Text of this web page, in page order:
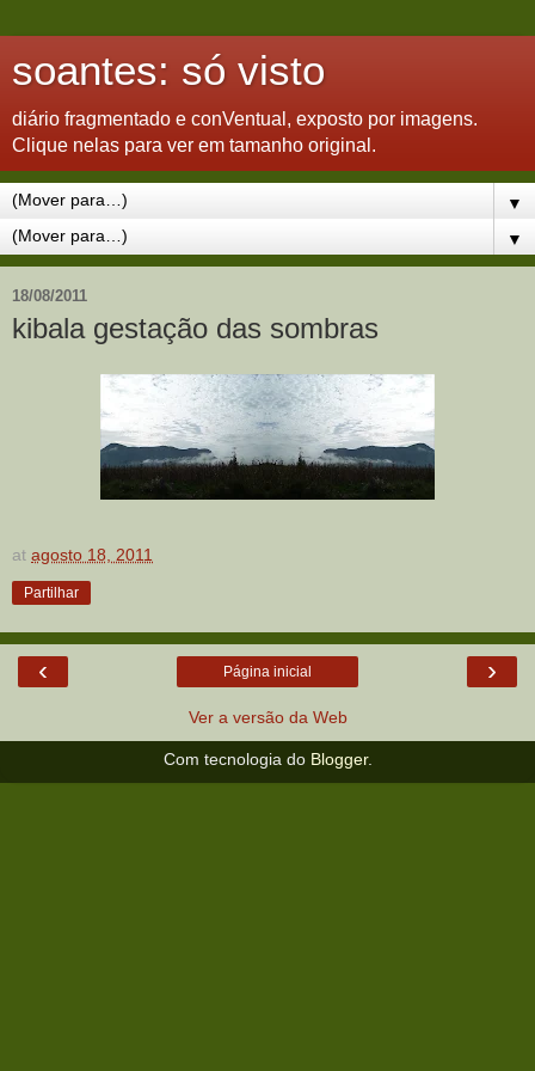
soantes: só visto
diário fragmentado e conVentual, exposto por imagens.
Clique nelas para ver em tamanho original.
▼
▼
18/08/2011
kibala gestação das sombras
at agosto 18, 2011
Partilhar
‹ ›
Página inicial
Ver a versão da Web
Com tecnologia do Blogger.